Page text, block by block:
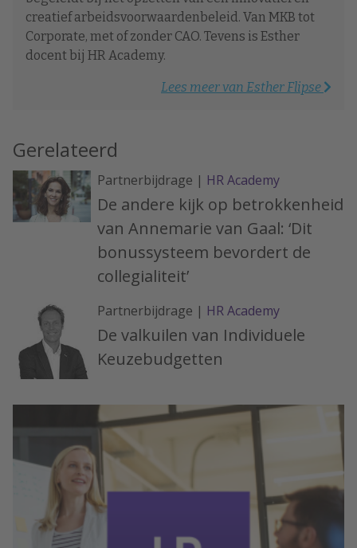
creatief arbeidsvoorwaardenbeleid. Van MKB tot
Corporate, met of zonder CAO. Tevens is Esther
docent bij HR Academy.
Lees meer van Esther Flipse
Gerelateerd
Partnerbijdrage | HR Academy
De andere kijk op betrokkenheid
van Annemarie van Gaal: ‘Dit
bonussysteem bevordert de
collegialiteit’
Partnerbijdrage | HR Academy
De valkuilen van Individuele
Keuzebudgetten